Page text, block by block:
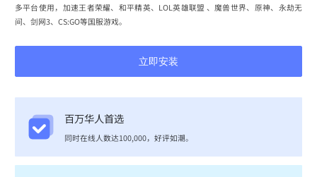
多平台使用，加速王者荣耀、和平精英、LOL英雄联盟 、魔兽世界、原神、永劫无
间、剑网3、CS:GO等国服游戏。
立即安装
百万华人首选
同时在线人数达100,000，好评如潮。